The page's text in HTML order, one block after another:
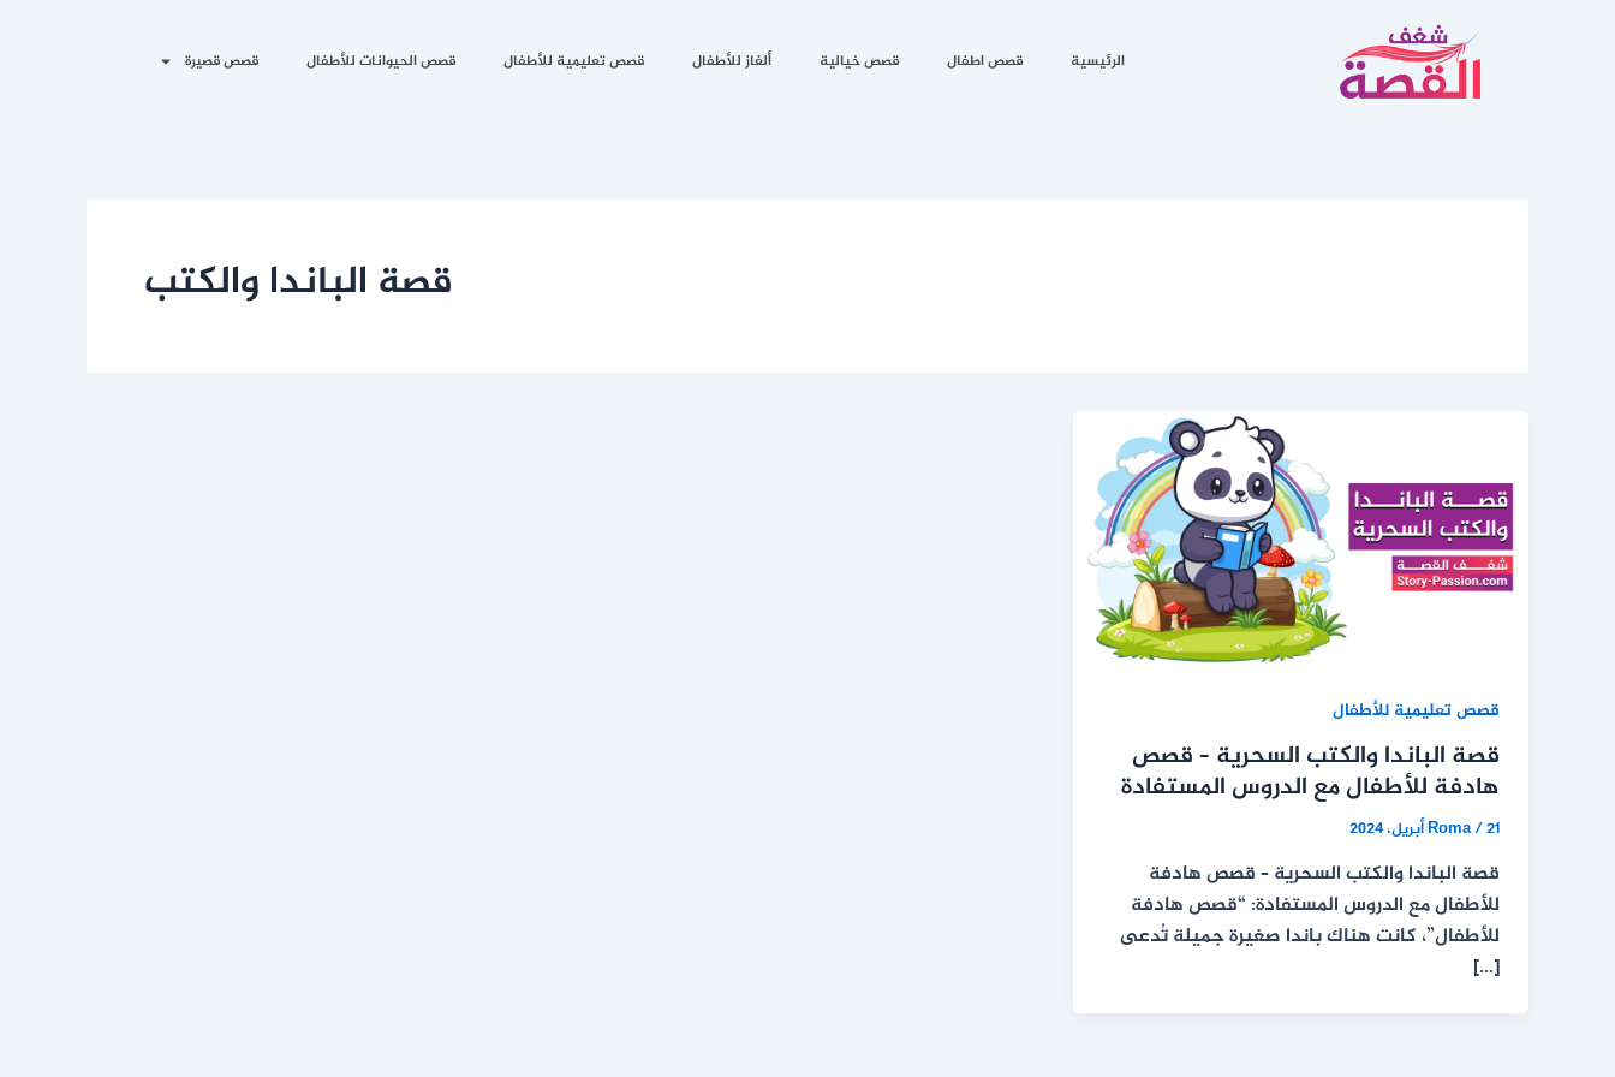
الرئيسية قصص اطفال قصص خيالية ألغاز للأطفال قصص تعليمية للأطفال قصص الحيوانات للأطفال قصص قصيرة
قصة الباندا والكتب
قصص تعليمية للأطفال
قصة الباندا والكتب السحرية – قصص
هادفة للأطفال مع الدروس المستفادة
Roma/21 أبريل، 2024
قصة الباندا والكتب السحرية – قصص هادفة
للأطفال مع الدروس المستفادة: “قصص هادفة
للأطفال”، كانت هناك باندا صغيرة جميلة تُدعى
[…]